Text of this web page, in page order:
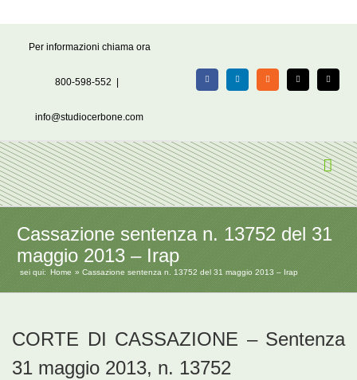
Per informazioni chiama ora
800-598-552
info@studiocerbone.com
FacebookLinkedIn Rss X Email
Cassazione sentenza n. 13752 del 31
maggio 2013 – Irap
sei qui: Home Cassazione sentenza n. 13752 del 31 maggio 2013 – Irap
CORTE DI CASSAZIONE – Sentenza
31 maggio 2013, n. 13752